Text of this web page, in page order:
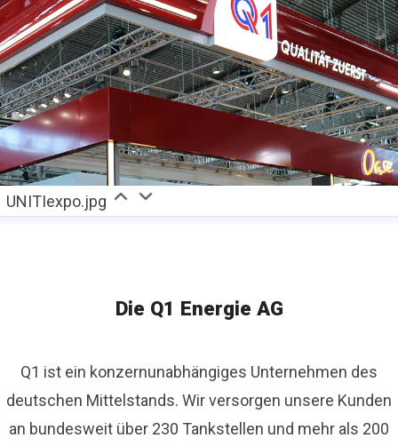
UNITIexpo.jpg
Die Q1 Energie AG
Q1 ist ein konzernunabhängiges Unternehmen des
deutschen Mittelstands. Wir versorgen unsere Kunden
an bundesweit über 230 Tankstellen und mehr als 200